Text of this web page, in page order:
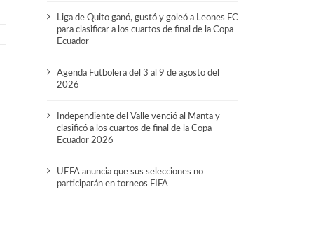
Liga de Quito ganó, gustó y goleó a Leones FC
para clasificar a los cuartos de final de la Copa
Ecuador
Agenda Futbolera del 3 al 9 de agosto del
2026
Independiente del Valle venció al Manta y
clasificó a los cuartos de final de la Copa
Ecuador 2026
UEFA anuncia que sus selecciones no
participarán en torneos FIFA